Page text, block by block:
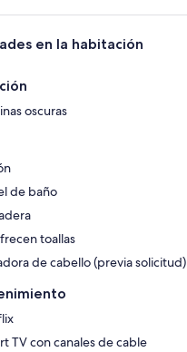
en la habitación
oscuras
de baño
toallas
de cabello (previa solicitud)
TV con canales de cable